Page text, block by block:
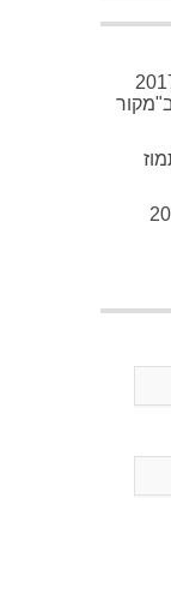
מהסיפור" עם עובד 2017